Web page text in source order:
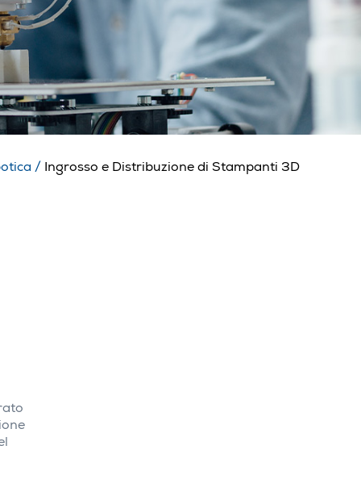
/ Ingrosso e Distribuzione di Stampanti 3D